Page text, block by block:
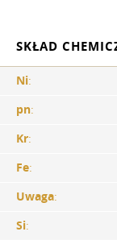
SKŁAD
Ni:
pn:
Kr:
Fe:
Uwaga:
Si: